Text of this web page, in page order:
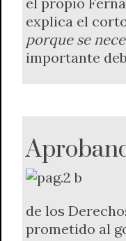
explica el
porque se
importante
de los
prometido al